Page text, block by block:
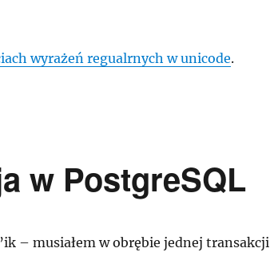
wyrażeń regualrnych w unicode.
w PostgreSQL
– musiałem w obrębie jednej transakcji